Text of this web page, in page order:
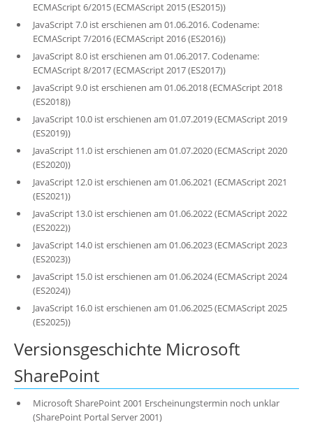
ECMAScript 6/2015 (ECMAScript 2015 (ES2015))
JavaScript 7.0 ist erschienen am 01.06.2016. Codename:
ECMAScript 7/2016 (ECMAScript 2016 (ES2016))
JavaScript 8.0 ist erschienen am 01.06.2017. Codename:
ECMAScript 8/2017 (ECMAScript 2017 (ES2017))
JavaScript 9.0 ist erschienen am 01.06.2018 (ECMAScript 2018
(ES2018))
JavaScript 10.0 ist erschienen am 01.07.2019 (ECMAScript 2019
(ES2019))
JavaScript 11.0 ist erschienen am 01.07.2020 (ECMAScript 2020
(ES2020))
JavaScript 12.0 ist erschienen am 01.06.2021 (ECMAScript 2021
(ES2021))
JavaScript 13.0 ist erschienen am 01.06.2022 (ECMAScript 2022
(ES2022))
JavaScript 14.0 ist erschienen am 01.06.2023 (ECMAScript 2023
(ES2023))
JavaScript 15.0 ist erschienen am 01.06.2024 (ECMAScript 2024
(ES2024))
JavaScript 16.0 ist erschienen am 01.06.2025 (ECMAScript 2025
(ES2025))
Versionsgeschichte Microsoft
SharePoint
Microsoft SharePoint 2001 Erscheinungstermin noch unklar
(SharePoint Portal Server 2001)